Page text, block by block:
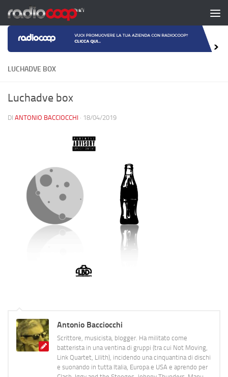
Salta al contenuto
LUCHADVE BOX
Luchadve box
DI ANTONIO BACCIOCCHI · 18/04/2019
Antonio Bacciocchi
Scrittore, musicista, blogger. Ha militato come
batterista in una ventina di gruppi (tra cui Not Moving,
Link Quartet, Lilith), incidendo una cinquantina di dischi
e suonando in tutta Italia, Europa e USA e aprendo per